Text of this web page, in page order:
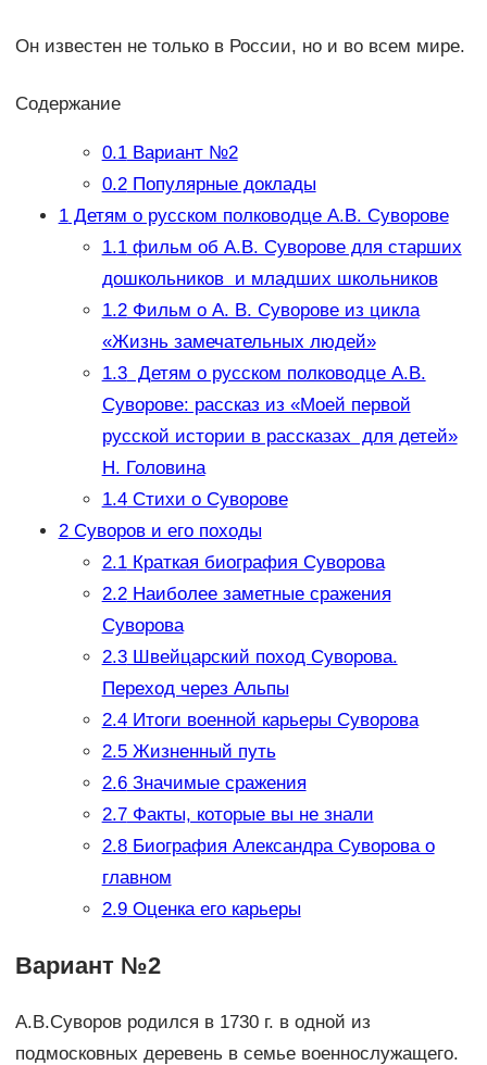
Он известен не только в России, но и во всем мире.
Содержание
0.1Вариант №2
0.2Популярные доклады
1Детям о русском полководце А.В. Суворове
1.1фильм об А.В. Суворове для старших
дошкольников и младших школьников
1.2Фильм о А. В. Суворове из цикла
«Жизнь замечательных людей»
1.3Детям о русском полководце А.В.
Суворове: рассказ из «Моей первой
русской истории в рассказах для детей»
Н. Головина
1.4Стихи о Суворове
2Суворов и его походы
2.1Краткая биография Суворова
2.2Наиболее заметные сражения
Суворова
2.3Швейцарский поход Суворова.
Переход через Альпы
2.4Итоги военной карьеры Суворова
2.5Жизненный путь
2.6Значимые сражения
2.7Факты, которые вы не знали
2.8Биография Александра Суворова о
главном
2.9Оценка его карьеры
Вариант №2
А.В.Суворов родился в 1730 г. в одной из
подмосковных деревень в семье военнослужащего.